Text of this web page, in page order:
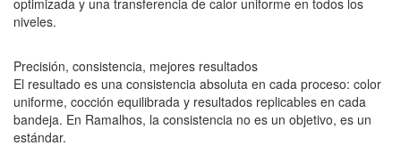
optimizada y una transferencia de calor uniforme en todos los
niveles.
Precisión, consistencia, mejores resultados
El resultado es una consistencia absoluta en cada proceso: color
uniforme, cocción equilibrada y resultados replicables en cada
bandeja. En Ramalhos, la consistencia no es un objetivo, es un
estándar.